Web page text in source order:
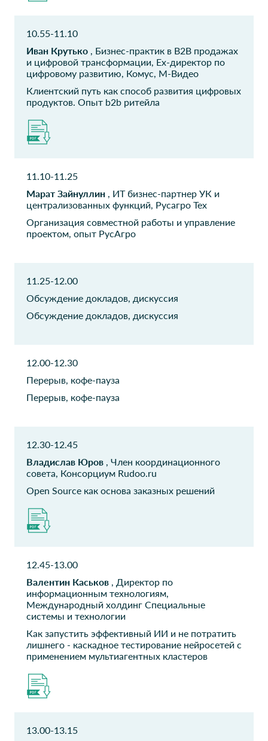
Тревел Альянс
ЭНСИС
директор
АО ГАРДИЯ
Начальник отдела ИТ
ООО Компонетика
Руководитель отдела
маркетинга
Россотрудничество
информационных
технологий
отвечающий за ИТ
Начальник отдела
технического
проектирования и
Директор по управлению
портфелем проектов
АНО ДПО
Техническая
поддержки обучения
ООО Зетта
Страхования Жизни
автоматизации процессов
ЭДО
ООО Зетта
Страхование жизни
Старший менеджер
ООО ЦБИТ
Директор по развитию
ООО Русэнергосбыт
Начальник департамента
Молга Консалтинг Норникель Спутник
Рук направления
10.55-11.10
Иван Крутько , Бизнес-практик в B2B продажах
и цифровой трансформации, Ex-директор по
цифровому развитию, Комус, М-Видео
Клиентский путь как способ развития цифровых
продуктов. Опыт b2b ритейла
11.10-11.25
Марат Зайнуллин , ИТ бизнес-партнер УК и
централизованных функций, Русагро Тех
Организация совместной работы и управление
проектом, опыт РусАгро
11.25-12.00
Обсуждение докладов, дискуссия
Обсуждение докладов, дискуссия
12.00-12.30
Перерыв, кофе-пауза
Перерыв, кофе-пауза
12.30-12.45
Владислав Юров , Член координационного
совета, Консорциум Rudoo.ru
Open Source как основа заказных решений
12.45-13.00
Валентин Каськов , Директор по
информационным технологиям,
Международный холдинг Специальные
системы и технологии
Как запустить эффективный ИИ и не потратить
лишнего - каскадное тестирование нейросетей с
применением мультиагентных кластеров
13.00-13.15